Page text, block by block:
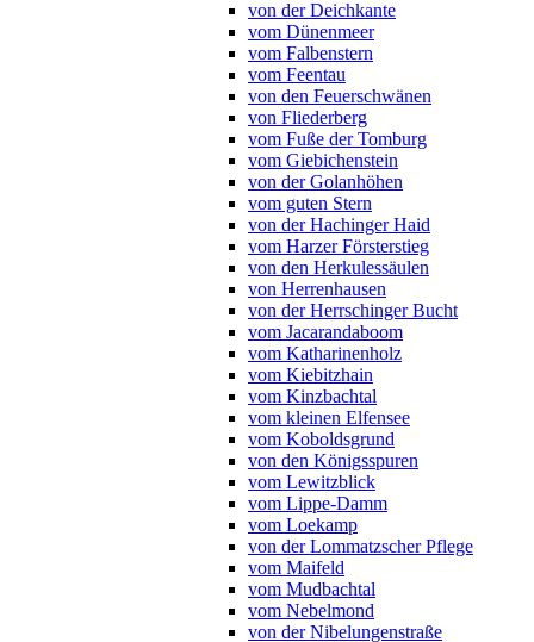
von der Deichkante
vom Dünenmeer
vom Falbenstern
vom Feentau
von den Feuerschwänen
von Fliederberg
vom Fuße der Tomburg
vom Giebichenstein
von der Golanhöhen
vom guten Stern
von der Hachinger Haid
vom Harzer Försterstieg
von den Herkulessäulen
von Herrenhausen
von der Herrschinger Bucht
vom Jacarandaboom
vom Katharinenholz
vom Kiebitzhain
vom Kinzbachtal
vom kleinen Elfensee
vom Koboldsgrund
von den Königsspuren
vom Lewitzblick
vom Lippe-Damm
vom Loekamp
von der Lommatzscher Pflege
vom Maifeld
vom Mudbachtal
vom Nebelmond
von der Nibelungenstraße